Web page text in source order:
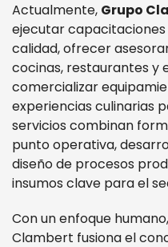
Actualmente, Grupo
ejecutar
calidad, ofrecer
cocinas, restaurantes y
comercializar
experiencias culinarias
servicios combinan
punto operativa,
diseño de procesos
insumos clave para el
Con un enfoque
Clambert fusiona el